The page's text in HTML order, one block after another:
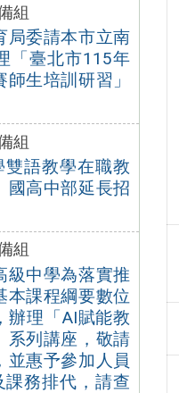
組
局委請本市立南
「臺北市115年
生培訓研習」
組
雙語教學在職教
國高中部延長招
組
級中學為落實推
本課程綱要數位
辦理「AI賦能教
系列講座，敬請
並惠予參加人員
務排代，請查